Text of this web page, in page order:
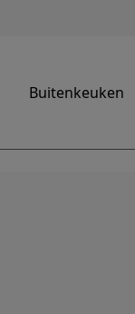
Buitenkeuken